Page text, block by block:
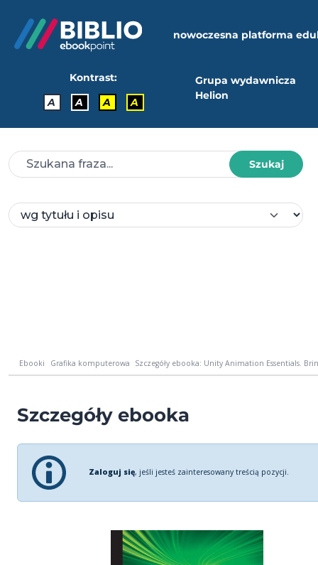
nowoczesna platforma
Kontrast:
A
A A A
Grupa wydawnicza
Helion
Szukaj
Ebooki Grafika komputerowa Szczegóły ebooka: Unity Animation Essentials.
Szczegóły ebooka
Zaloguj się, jeśli jesteś zainteresowany treścią pozycji.